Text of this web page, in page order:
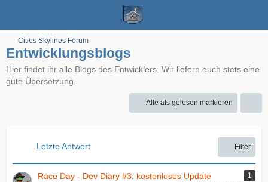
Cities Skylines Forum
Entwicklungsblogs
Hier findet ihr alle Blogs des Entwicklers. Wir liefern euch stets eine
gute Übersetzung.
Alle als gelesen markieren
Letzte Antwort Filter
Race Day - Dev Diary #3: kostenloses Update
1